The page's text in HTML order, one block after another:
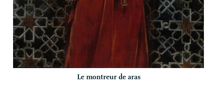
Le montreur de aras